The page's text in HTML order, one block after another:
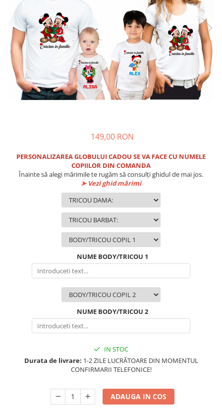
149,00 RON
PERSONALIZAREA GLOBULUI CADOU SE VA FACE CU NUMELE
COPIILOR DIN COMANDA
Înainte să alegi mărimile te rugăm să consulți ghidul de mai jos.
➤ Vezi ghid mărimi
NUME BODY/TRICOU 1
NUME BODY/TRICOU 2
IN STOC
Durata de livrare: 1-2 ZILE LUCRĂTOARE DIN MOMENTUL
CONFIRMARII TELEFONICE!
ADAUGA IN COS